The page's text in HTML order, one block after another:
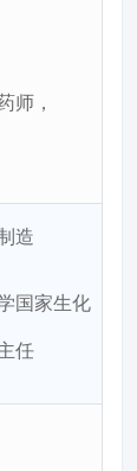
师，
造
国家生化
任